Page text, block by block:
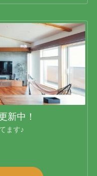
新中！
ます♪